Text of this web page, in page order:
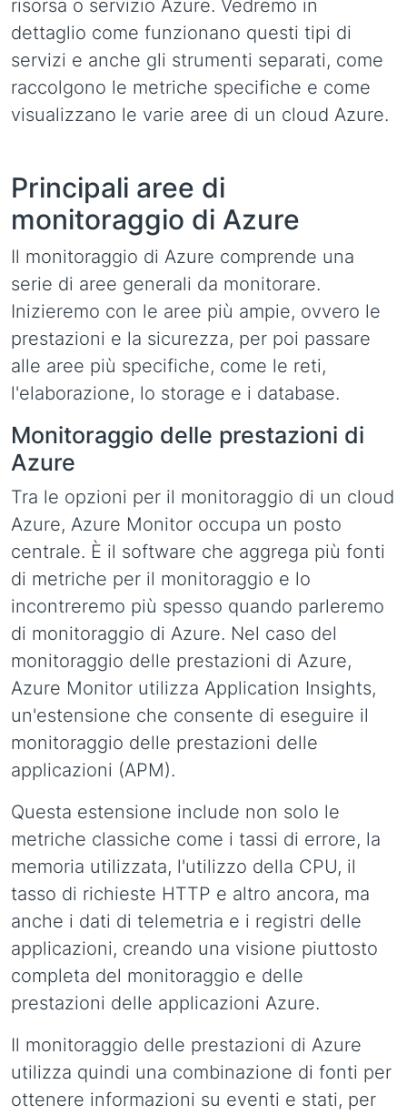
risorsa o servizio Azure. Vedremo in
dettaglio come funzionano questi tipi di
servizi e anche gli strumenti separati, come
raccolgono le metriche specifiche e come
visualizzano le varie aree di un cloud Azure.
Principali aree di
monitoraggio di Azure
Il monitoraggio di Azure comprende una
serie di aree generali da monitorare.
Inizieremo con le aree più ampie, ovvero le
prestazioni e la sicurezza, per poi passare
alle aree più specifiche, come le reti,
l'elaborazione, lo storage e i database.
Monitoraggio delle prestazioni di
Azure
Tra le opzioni per il monitoraggio di un cloud
Azure, Azure Monitor occupa un posto
centrale. È il software che aggrega più fonti
di metriche per il monitoraggio e lo
incontreremo più spesso quando parleremo
di monitoraggio di Azure. Nel caso del
monitoraggio delle prestazioni di Azure,
Azure Monitor utilizza Application Insights,
un'estensione che consente di eseguire il
monitoraggio delle prestazioni delle
applicazioni (APM).
Questa estensione include non solo le
metriche classiche come i tassi di errore, la
memoria utilizzata, l'utilizzo della CPU, il
tasso di richieste HTTP e altro ancora, ma
anche i dati di telemetria e i registri delle
applicazioni, creando una visione piuttosto
completa del monitoraggio e delle
prestazioni delle applicazioni Azure.
Il monitoraggio delle prestazioni di Azure
utilizza quindi una combinazione di fonti per
ottenere informazioni su eventi e stati, per